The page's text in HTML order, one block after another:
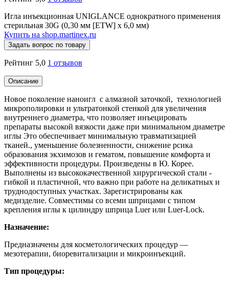
Игла инъекционная UNIGLANCE однократного применения
стерильная 30G (0,30 мм [ETW] х 6,0 мм)
Купить на shop.martinex.ru
Задать вопрос по товару
Рейтинг 5,0 1 отзывов
Описание
Новое поколение наноигл с алмазной заточкой, технологией
микрополировки и ультратонкой стенкой для увеличения
внутреннего диаметра, что позволяет инъецировать
препараты высокой вязкости даже при минимальном диаметре
иглы Это обеспечивает минимальную травматизацией
тканей., уменьшение болезненности, снижение рсика
образования экхимозов и гематом, повышение комфорта и
эффективности процедуры. Произведены в Ю. Корее.
Выполнены из высококачественной хирургической стали -
гибкой и пластичной, что важно при работе на деликатных и
труднодоступных участках. Зарегистрированы как
медизделие. Совместимы со всеми шприцами с типом
крепления иглы к цилиндру шприца Luer или Luer-Loсk.
Назначение:
Предназначены для косметологических процедур —
мезотерапии, биоревитализации и микроинъекций.
Тип процедуры: